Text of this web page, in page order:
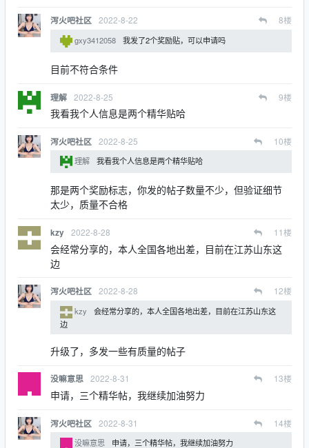
泻火吧社区 2022-8-22 8楼
gxy3412058 我发了2个奖励贴，可以申请吗
目前不符合条件
理解 2022-8-25 9楼
我看我个人信息是两个精华贴哈
泻火吧社区 2022-8-25 10楼
理解 我看我个人信息是两个精华贴哈
那是两个奖励标志，你发的帖子数量不少，但验证细节
太少，质量不合格
kzy 2022-8-28 11楼
会经常分享的，本人全国各地出差，目前在江苏山东这
边
泻火吧社区 2022-8-28 12楼
kzy
会经常分享的，本人全国各地出差，目前在江苏山东这
边
升级了，多发一些有质量的帖子
没嘛意思 2022-8-31 13楼
申请，三个精华帖，我继续加油努力
泻火吧社区 2022-8-31 14楼
没嘛意思 申请，三个精华帖，我继续加油努力